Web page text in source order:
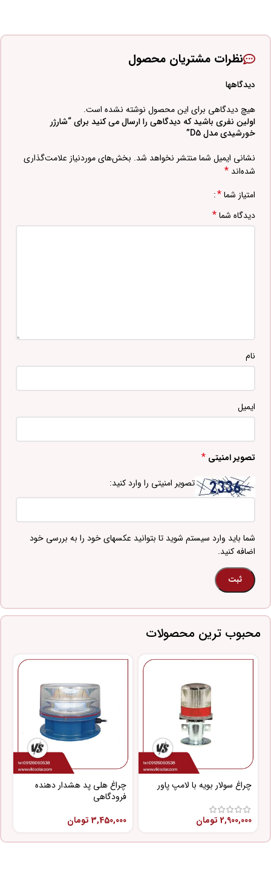
نظرات مشتریان محصول
دیدگاهها
هیچ دیدگاهی برای این محصول نوشته نشده است.
اولین نفری باشید که دیدگاهی را ارسال می کنید برای “شارژر
خورشیدی مدل D5”
نشانی ایمیل شما منتشر نخواهد شد. بخش‌های موردنیاز علامت‌گذاری
شده‌اند *
امتیاز شما*
دیدگاه شما*
نام
ایمیل
تصویر امنیتی *
تصویر امنیتی را وارد کنید:
شما باید وارد سیستم شوید تا بتوانید عکسهای خود را به بررسی خود
اضافه کنید.
محبوب ترین محصولات
چراغ سولار بویه با لامپ پاور
2,900,000 تومان
چراغ هلی پد هشدار دهنده
فرودگاهی
3,450,000 تومان